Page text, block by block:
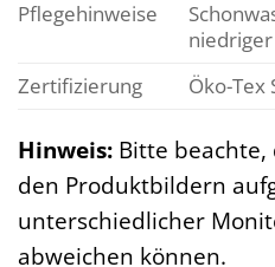
Pflegehinweise
Zertifizierung
Öko-Tex
Hinweis: Bitte beachte,
den Produktbildern
unterschiedlicher
abweichen können.